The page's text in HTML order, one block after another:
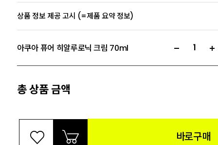
상품 정보 제공 고시 (=제품 요약 정보)
아쿠아 퓨어 히알루로닉 크림 70ml
총 상품 금액
바로구매